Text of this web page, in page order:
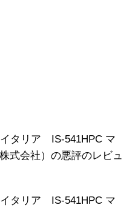
タリア IS-541HPC マ
式会社）の悪評のレビュ
タリア IS-541HPC マ